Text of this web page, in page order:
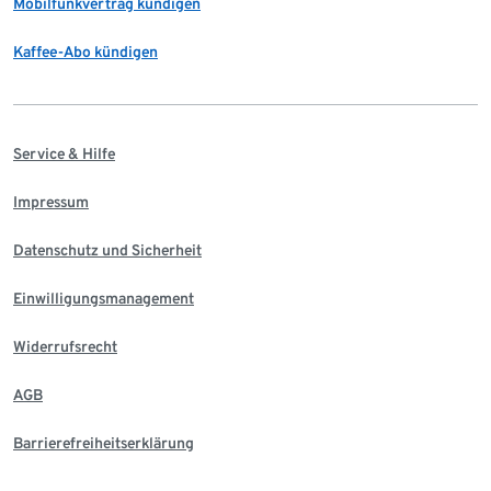
Mobilfunkvertrag kündigen
Kaffee-Abo kündigen
Service & Hilfe
Impressum
Datenschutz und Sicherheit
Einwilligungsmanagement
Widerrufsrecht
AGB
Barrierefreiheitserklärung